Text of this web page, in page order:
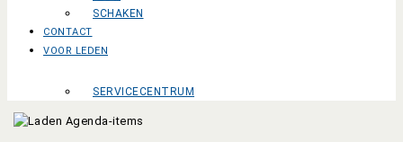
SCHAKEN
CONTACT
VOOR LEDEN
SERVICECENTRUM